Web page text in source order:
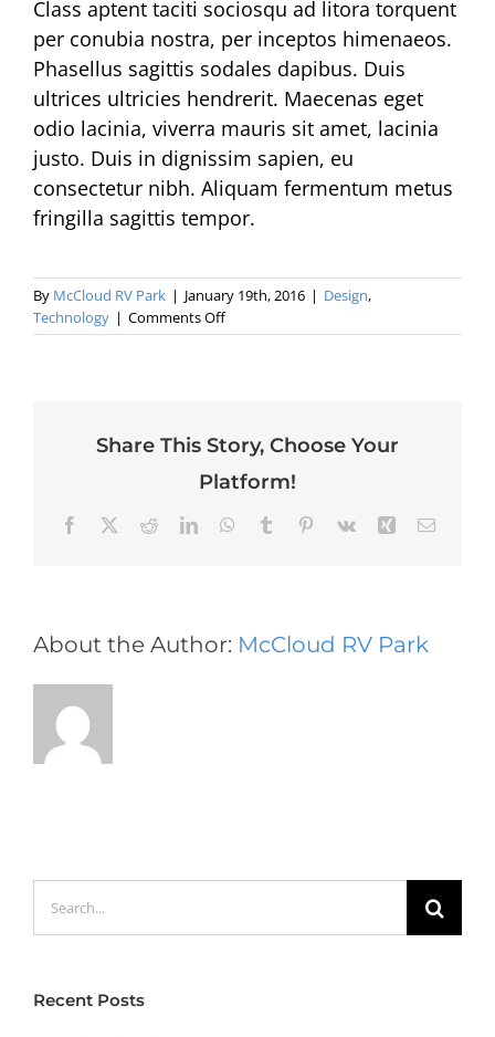
Class aptent taciti sociosqu ad litora torquent
per conubia nostra, per inceptos himenaeos.
Phasellus sagittis sodales dapibus. Duis
ultrices ultricies hendrerit. Maecenas eget
odio lacinia, viverra mauris sit amet, lacinia
justo. Duis in dignissim sapien, eu
consectetur nibh. Aliquam fermentum metus
fringilla sagittis tempor.
By McCloud RV Park | January 19th, 2016 | Design,
Technology | Comments Offon
Nullam
Share This Story, Choose Your
Platform!
Facebook RedditLinkedInWhatsApp
Tumblr Pinterest
Vk Xing Email
About the Author: McCloud RV Park
Recent Posts